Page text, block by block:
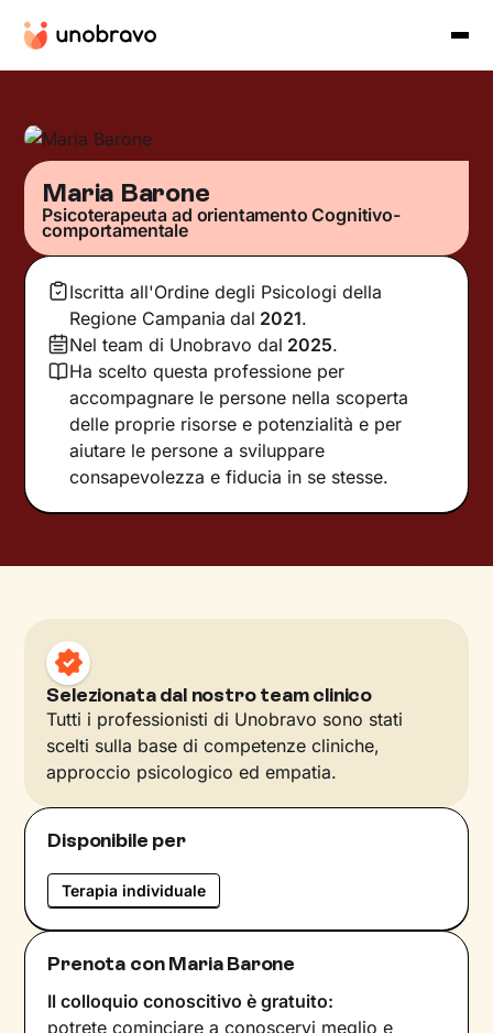
Maria Barone
Psicoterapeuta ad orientamento Cognitivo-
comportamentale
Iscritta all'Ordine degli Psicologi della
Regione Campania dal 2021.
Nel team di Unobravo dal 2025.
Ha scelto questa professione per
accompagnare le persone nella scoperta
delle proprie risorse e potenzialità e per
aiutare le persone a sviluppare
consapevolezza e fiducia in se stesse.
Selezionata dal nostro team clinico
Tutti i professionisti di Unobravo sono stati
scelti sulla base di competenze cliniche,
approccio psicologico ed empatia.
Disponibile per
Terapia individuale
Prenota con Maria Barone
Il colloquio conoscitivo è gratuito:
potrete cominciare a conoscervi meglio e